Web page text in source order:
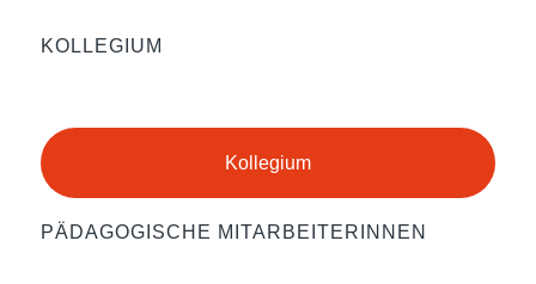
KOLLEGIUM
Kollegium
PÄDAGOGISCHE MITARBEITERINNEN